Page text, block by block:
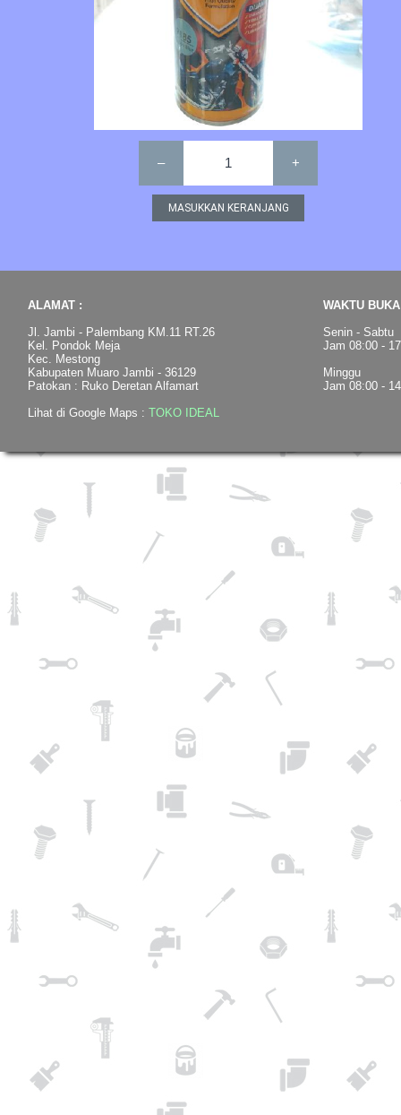
– 1 +
ALAMAT :
Jl. Jambi - Palembang KM.11 RT.26
Kel. Pondok Meja
Kec. Mestong
Kabupaten Muaro Jambi - 36129
Patokan : Ruko Deretan Alfamart
Lihat di Google Maps : TOKO IDEAL
WAKTU
Senin - Sabtu
Jam 08:00 -
Minggu
Jam 08:00 -